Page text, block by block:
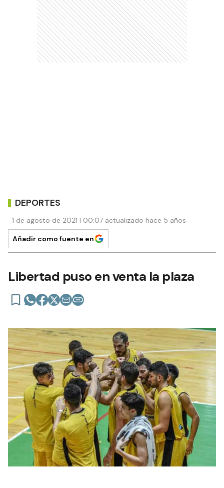
DEPORTES
1 de agosto de 2021 | 00:07 actualizado hace 5 años
Añadir como fuente en
Libertad puso en venta la plaza